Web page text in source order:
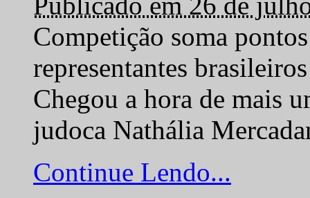
Competição soma
representantes
Chegou a hora de mais
judoca Nathália
Continue Lendo...